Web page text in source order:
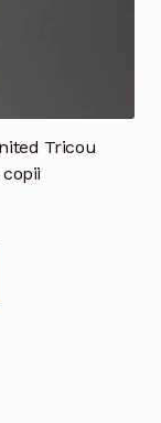
Tricou